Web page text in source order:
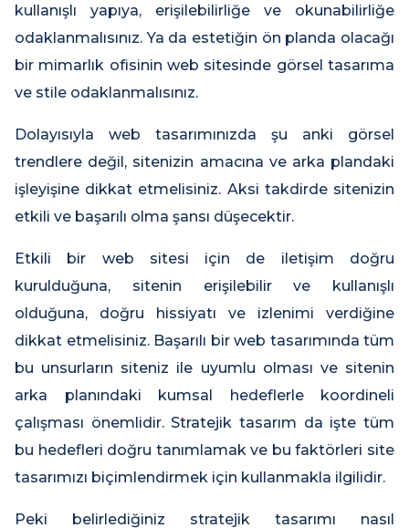
kullanışlı yapıya, erişilebilirliğe ve okunabilirliğe
odaklanmalısınız. Ya da estetiğin ön planda olacağı
bir mimarlık ofisinin web sitesinde görsel tasarıma
ve stile odaklanmalısınız.
Dolayısıyla web tasarımınızda şu anki görsel
trendlere değil, sitenizin amacına ve arka plandaki
işleyişine dikkat etmelisiniz. Aksi takdirde sitenizin
etkili ve başarılı olma şansı düşecektir.
Etkili bir web sitesi için de iletişim doğru
kurulduğuna, sitenin erişilebilir ve kullanışlı
olduğuna, doğru hissiyatı ve izlenimi verdiğine
dikkat etmelisiniz. Başarılı bir web tasarımında tüm
bu unsurların siteniz ile uyumlu olması ve sitenin
arka planındaki kumsal hedeflerle koordineli
çalışması önemlidir. Stratejik tasarım da işte tüm
bu hedefleri doğru tanımlamak ve bu faktörleri site
tasarımızı biçimlendirmek için kullanmakla ilgilidir.
Peki belirlediğiniz stratejik tasarımı nasıl